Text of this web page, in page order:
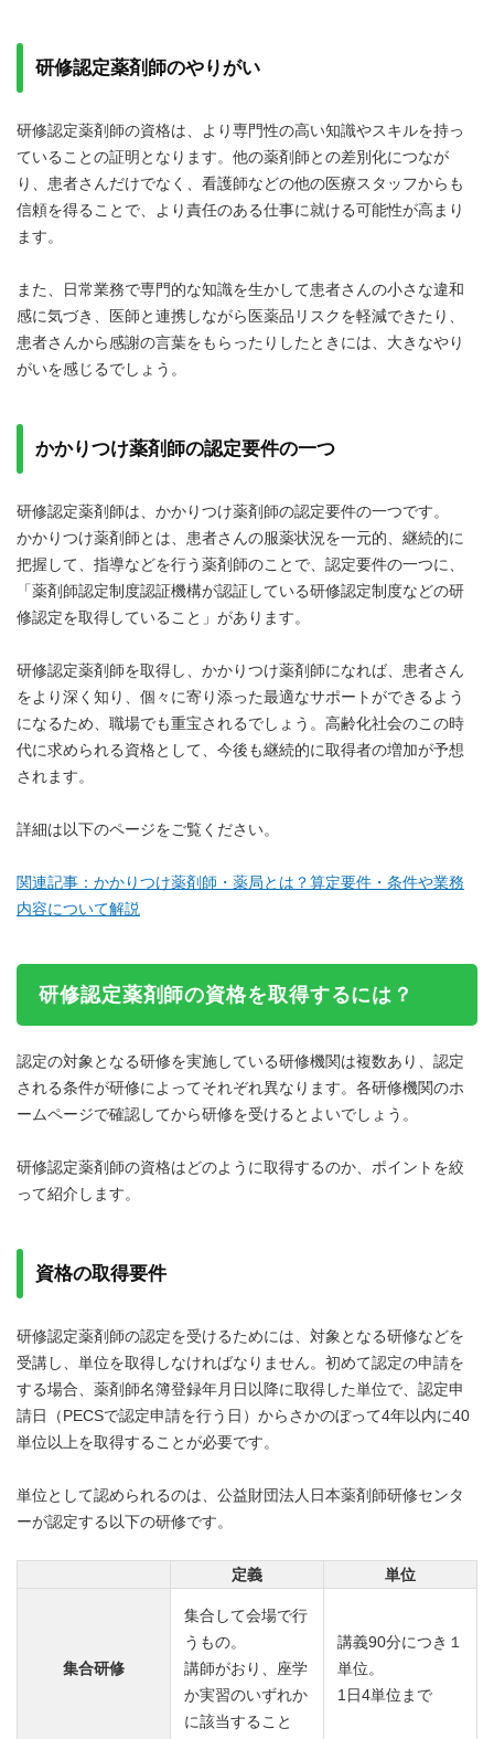
研修認定薬剤師のやりがい
研修認定薬剤師の資格は、より専門性の高い知識やスキルを持っ
ていることの証明となります。他の薬剤師との差別化につなが
り、患者さんだけでなく、看護師などの他の医療スタッフからも
信頼を得ることで、より責任のある仕事に就ける可能性が高まり
ます。
また、日常業務で専門的な知識を生かして患者さんの小さな違和
感に気づき、医師と連携しながら医薬品リスクを軽減できたり、
患者さんから感謝の言葉をもらったりしたときには、大きなやり
がいを感じるでしょう。
かかりつけ薬剤師の認定要件の一つ
研修認定薬剤師は、かかりつけ薬剤師の認定要件の一つです。
かかりつけ薬剤師とは、患者さんの服薬状況を一元的、継続的に
把握して、指導などを行う薬剤師のことで、認定要件の一つに、
「薬剤師認定制度認証機構が認証している研修認定制度などの研
修認定を取得していること」があります。
研修認定薬剤師を取得し、かかりつけ薬剤師になれば、患者さん
をより深く知り、個々に寄り添った最適なサポートができるよう
になるため、職場でも重宝されるでしょう。高齢化社会のこの時
代に求められる資格として、今後も継続的に取得者の増加が予想
されます。
詳細は以下のページをご覧ください。
関連記事：かかりつけ薬剤師・薬局とは？算定要件・条件や業務
内容について解説
研修認定薬剤師の資格を取得するには？
認定の対象となる研修を実施している研修機関は複数あり、認定
される条件が研修によってそれぞれ異なります。各研修機関のホ
ームページで確認してから研修を受けるとよいでしょう。
研修認定薬剤師の資格はどのように取得するのか、ポイントを絞
って紹介します。
資格の取得要件
研修認定薬剤師の認定を受けるためには、対象となる研修などを
受講し、単位を取得しなければなりません。初めて認定の申請を
する場合、薬剤師名簿登録年月日以降に取得した単位で、認定申
請日（PECSで認定申請を行う日）からさかのぼって4年以内に40
単位以上を取得することが必要です。
単位として認められるのは、公益財団法人日本薬剤師研修センタ
ーが認定する以下の研修です。
定義 単位
集合研修
集合して会場で行
うもの。
講師がおり、座学
か実習のいずれか
に該当すること
講義90分につき１
単位。
1日4単位まで